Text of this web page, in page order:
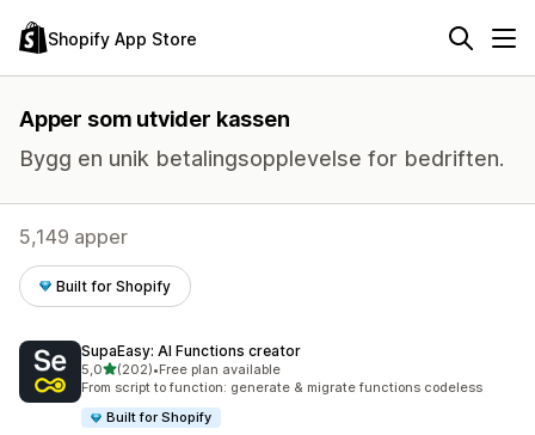
Shopify App Store
Apper som utvider kassen
Bygg en unik betalingsopplevelse for bedriften.
5,149 apper
Built for Shopify
SupaEasy: AI Functions creator
5,0av 5 stjerner
(202)
Totalt 202 omtaler
•Free plan available
From script to function: generate & migrate functions codeless
Built for Shopify